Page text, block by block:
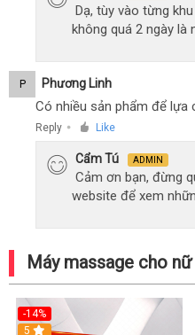
Dạ, tùy vào từng
không quá 2 ngày là
P Phương Linh
Có nhiều sản phẩm để lựa
Reply ● Like
Cẩm Tú ADMIN
Cảm ơn bạn, đừng
website để xem
Máy massage cho nữ
-14%
5